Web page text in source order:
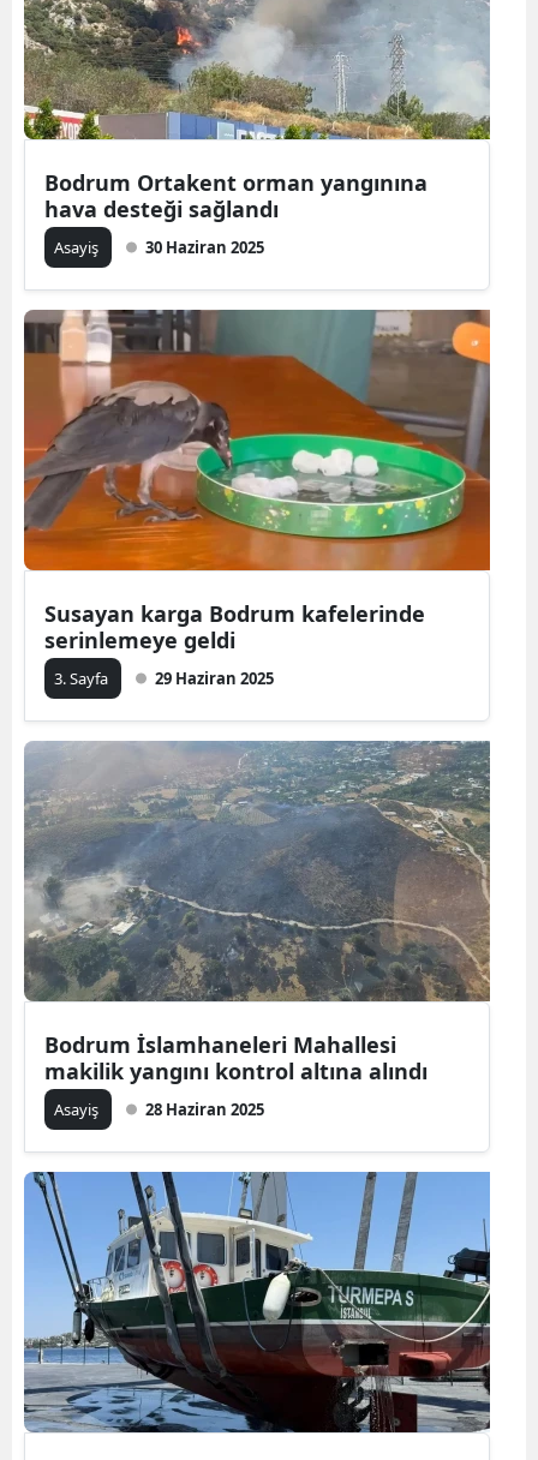
Bodrum Ortakent orman yangınına
hava desteği sağlandı
Asayiş 30 Haziran 2025
Susayan karga Bodrum kafelerinde
serinlemeye geldi
3. Sayfa 29 Haziran 2025
Bodrum İslamhaneleri Mahallesi
makilik yangını kontrol altına alındı
Asayiş 28 Haziran 2025